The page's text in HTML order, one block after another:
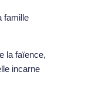
famille
la faïence,
incarne